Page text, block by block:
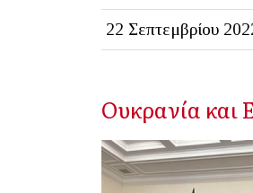
22 Σεπτεμβρίου
Ουκρανία και